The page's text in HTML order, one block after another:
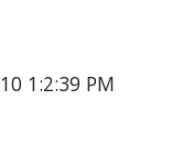
1:2:39 PM